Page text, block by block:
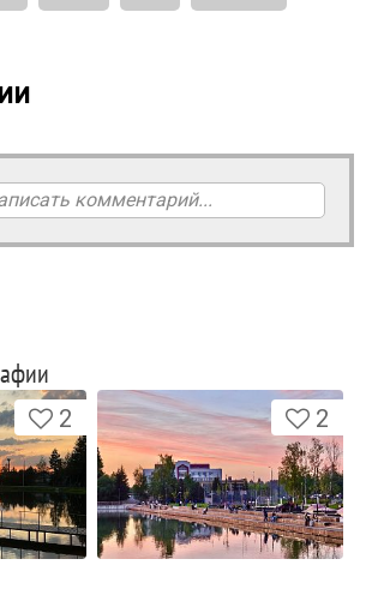
комментарий...
2 2